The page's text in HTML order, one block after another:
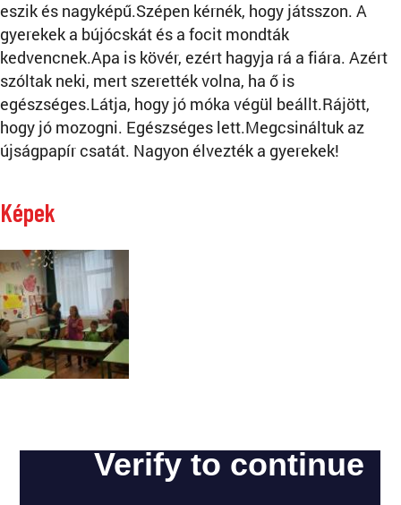
eszik és nagyképű.Szépen kérnék, hogy játsszon. A
gyerekek a bújócskát és a focit mondták
kedvencnek.Apa is kövér, ezért hagyja rá a fiára. Azért
szóltak neki, mert szerették volna, ha ő is
egészséges.Látja, hogy jó móka végül beállt.Rájött,
hogy jó mozogni. Egészséges lett.Megcsináltuk az
újságpapír csatát. Nagyon élvezték a gyerekek!
Képek